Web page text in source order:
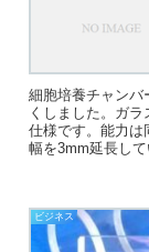
細胞培養チャンバ
くしました。ガ
仕様です。能力は
幅を3mm延長し
ビジネス